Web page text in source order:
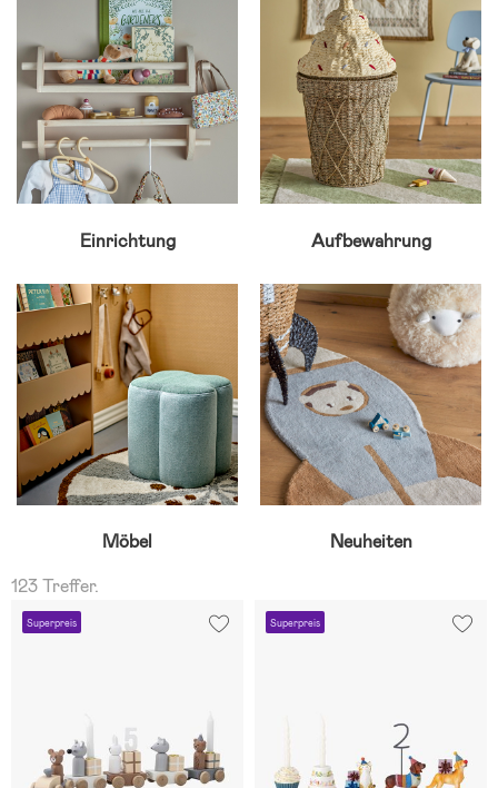
Einrichtung Aufbewahrung
Möbel
Neuheiten
123 Treffer.
Superpreis Superpreis